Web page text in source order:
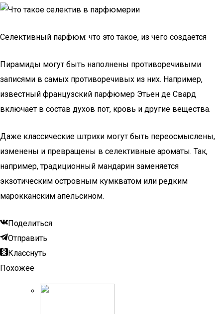
Селективный парфюм: что это такое, из чего создается
Пирамиды могут быть наполнены противоречивыми
записями в самых противоречивых из них. Например,
известный французский парфюмер Этьен де Свард
включает в состав духов пот, кровь и другие вещества.
Даже классические штрихи могут быть переосмыслены,
изменены и превращены в селективные ароматы. Так,
например, традиционный мандарин заменяется
экзотическим островным кумкватом или редким
марокканским апельсином.
Поделиться
Отправить
Класснуть
Похожее